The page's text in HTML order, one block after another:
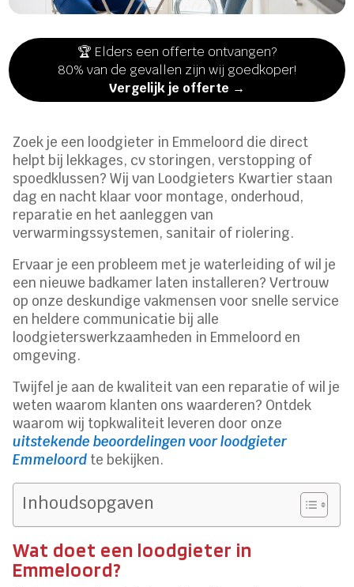
🏆 Elders een offerte ontvangen?
80% van de gevallen zijn wij goedkoper!
Vergelijk je offerte →
Zoek je een loodgieter in Emmeloord die direct
helpt bij lekkages, cv storingen, verstopping of
spoedklussen? Wij van Loodgieters Kwartier staan
dag en nacht klaar voor montage, onderhoud,
reparatie en het aanleggen van
verwarmingssystemen, sanitair of riolering.
Ervaar je een probleem met je waterleiding of wil je
een nieuwe badkamer laten installeren? Vertrouw
op onze deskundige vakmensen voor snelle service
en heldere communicatie bij alle
loodgieterswerkzaamheden in Emmeloord en
omgeving.
Twijfel je aan de kwaliteit van een reparatie of wil je
weten waarom klanten ons waarderen? Ontdek
waarom wij topkwaliteit leveren door onze
uitstekende beoordelingen voor loodgieter
Emmeloord te bekijken.
Inhoudsopgaven
Wat doet een loodgieter in
Emmeloord?